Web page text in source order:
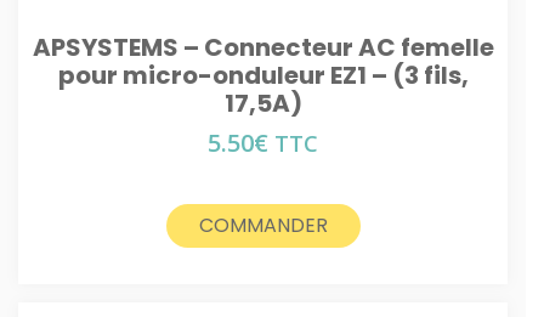
APSYSTEMS – Connecteur AC femelle
pour micro-onduleur EZ1 – (3 fils,
17,5A)
5.50€ TTC
COMMANDER